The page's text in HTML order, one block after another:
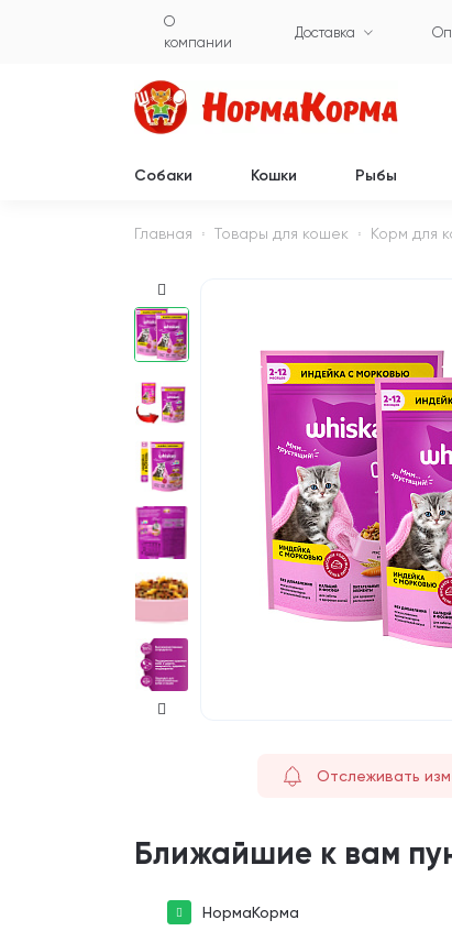
О
компании
Доставка
Собаки Кошки Рыбы
Главная Товары для кошек Корм для
Отслеживать
Ближайшие к вам
НормаКорма